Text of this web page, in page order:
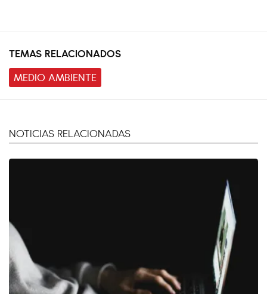
TEMAS RELACIONADOS
MEDIO AMBIENTE
NOTICIAS RELACIONADAS